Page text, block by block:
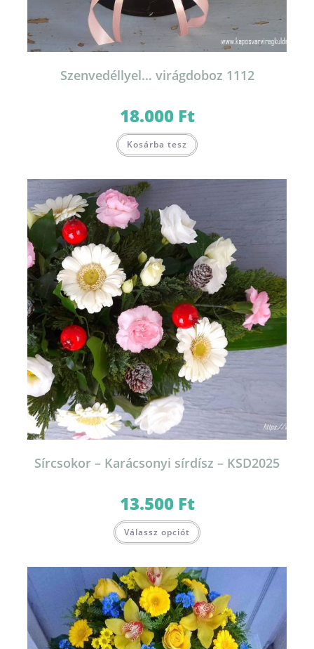
Szenvedéllyel… virágdoboz 1112
18.000 Ft
Kosárba tesz
Sírcsokor – Karácsonyi sírdísz – KSD2025
13.500 Ft
Válassz opciót